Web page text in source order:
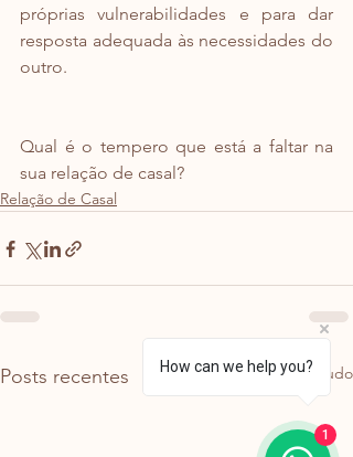
próprias vulnerabilidades e para dar
resposta adequada às necessidades do
outro.
Qual é o tempero que está a faltar na
sua relação de casal?
Relação de Casal
Posts recentes Ver tudo
How can we help you?
1